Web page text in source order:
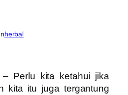
inherbal
– Perlu kita ketahui jika
kita itu juga tergantung